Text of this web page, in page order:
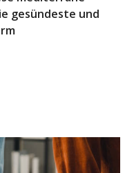
gesündeste und